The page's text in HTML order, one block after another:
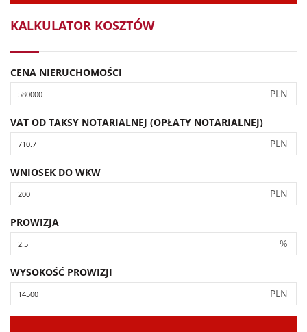
KALKULATOR KOSZTÓW
CENA NIERUCHOMOŚCI
PLN
VAT OD TAKSY NOTARIALNEJ (OPŁATY NOTARIALNEJ)
PLN
WNIOSEK DO WKW
PLN
PROWIZJA
%
WYSOKOŚĆ PROWIZJI
PLN